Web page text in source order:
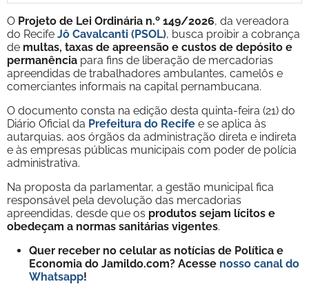
O Projeto de Lei Ordinária n.º 149/2026, da vereadora
do Recife Jô Cavalcanti (PSOL), busca proibir a cobrança
de multas, taxas de apreensão e custos de depósito e
permanência para fins de liberação de mercadorias
apreendidas de trabalhadores ambulantes, camelôs e
comerciantes informais na capital pernambucana.
O documento consta na edição desta quinta-feira (21) do
Diário Oficial da Prefeitura do Recife e se aplica às
autarquias, aos órgãos da administração direta e indireta
e às empresas públicas municipais com poder de polícia
administrativa.
Na proposta da parlamentar, a gestão municipal fica
responsável pela devolução das mercadorias
apreendidas, desde que os produtos sejam lícitos e
obedeçam a normas sanitárias vigentes.
Quer receber no celular as notícias de Política e
Economia do Jamildo.com? Acesse nosso canal do
Whatsapp!